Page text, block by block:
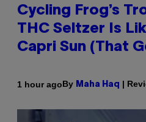
Cycling Frog’s
THC Seltzer Is
Capri Sun (That
1 hour agoBy Maha Haq |